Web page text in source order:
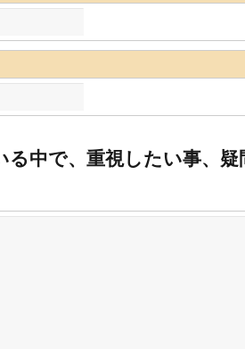
る中で、重視したい事、